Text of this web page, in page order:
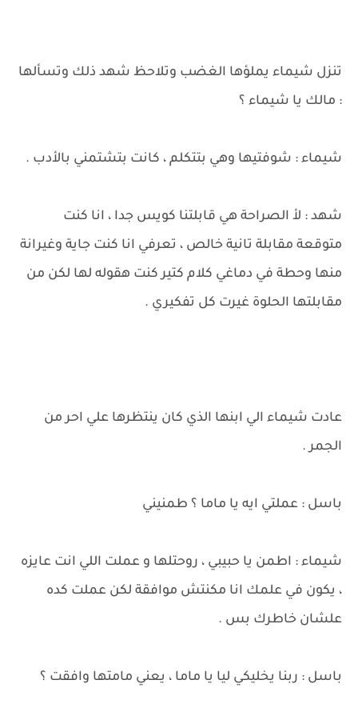
تنزل شيماء يملؤها الغضب وتلاحظ شهد ذلك وتسألها
: مالك يا شيماء ؟
شيماء : شوفتيها وهي بتتكلم ، كانت بتشتمني بالأدب .
شهد : لأ الصراحة هي قابلتنا كويس جدا ، انا كنت
متوقعة مقابلة تانية خالص ، تعرفي انا كنت جاية وغيرانة
منها وحطة في دماغي كلام كتير كنت هقوله لها لكن من
مقابلتها الحلوة غيرت كل تفكيري .
عادت شيماء الي ابنها الذي كان ينتظرها علي احر من
الجمر .
باسل : عملتي ايه يا ماما ؟ طمنيني
شيماء : اطمن يا حبيبي ، روحتلها و عملت اللي انت عايزه
، يكون في علمك انا مكنتش موافقة لكن عملت كده
علشان خاطرك بس .
باسل : ربنا يخليكي ليا يا ماما ، يعني مامتها وافقت ؟